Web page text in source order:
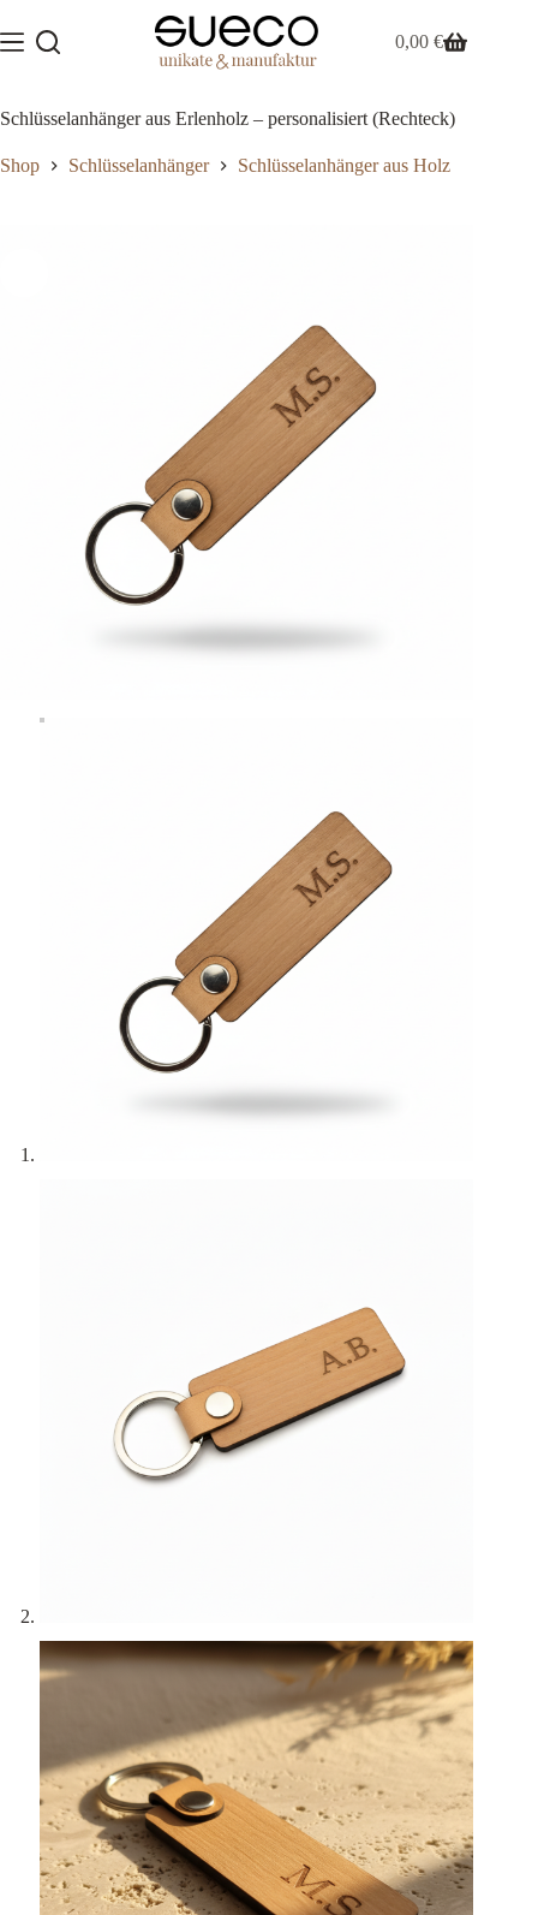
Inhalt
springen
Warenkorb
0,00€
Schlüsselanhänger aus Erlenholz – personalisiert (Rechteck)
Shop Schlüsselanhänger Schlüsselanhänger aus Holz